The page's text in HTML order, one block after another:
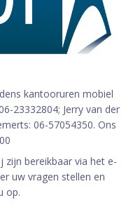
kantooruren mobiel
23332804; Jerry van der
06-57054350. Ons
zijn bereikbaar via het e-
uw vragen stellen en
op.